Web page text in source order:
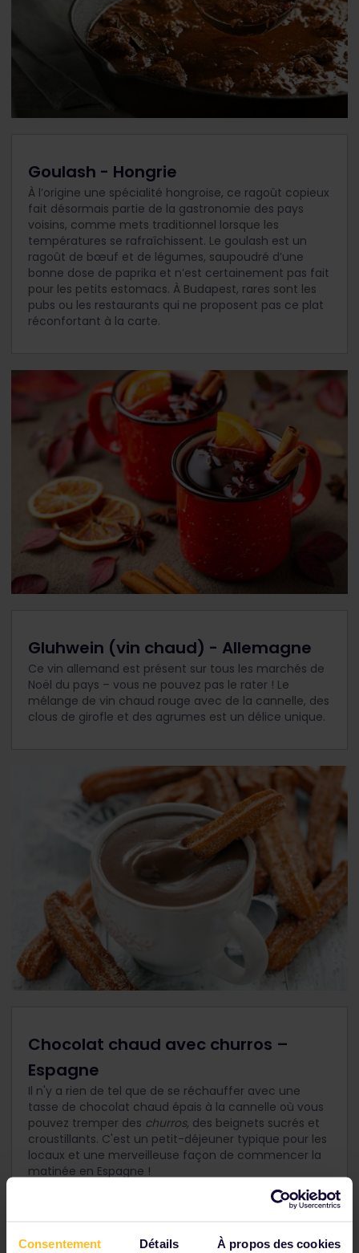
Consentement Détails À propos des cookies
Goulash - Hongrie
À l’origine une spécialité hongroise, ce ragoût copieux
fait désormais partie de la gastronomie des pays
voisins, comme mets traditionnel lorsque les
températures se rafraîchissent. Le goulash est un
ragoût de bœuf et de légumes, saupoudré d’une
bonne dose de paprika et n’est certainement pas fait
pour les petits estomacs. À Budapest, rares sont les
pubs ou les restaurants qui ne proposent pas ce plat
réconfortant à la carte.
Gluhwein (vin chaud) - Allemagne
Ce vin allemand est présent sur tous les marchés de
Noël du pays – vous ne pouvez pas le rater ! Le
mélange de vin chaud rouge avec de la cannelle, des
clous de girofle et des agrumes est un délice unique.
Chocolat chaud avec churros –
Espagne
Il n'y a rien de tel que de se réchauffer avec une
tasse de chocolat chaud épais à la cannelle où vous
pouvez tremper des churros, des beignets sucrés et
croustillants. C'est un petit-déjeuner typique pour les
locaux et une merveilleuse façon de commencer la
matinée en Espagne !